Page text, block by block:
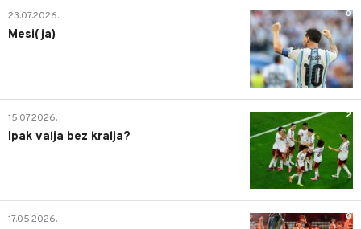
0
23.07.2026.
Mesi(ja)
2
15.07.2026.
Ipak valja bez kralja?
0
17.05.2026.